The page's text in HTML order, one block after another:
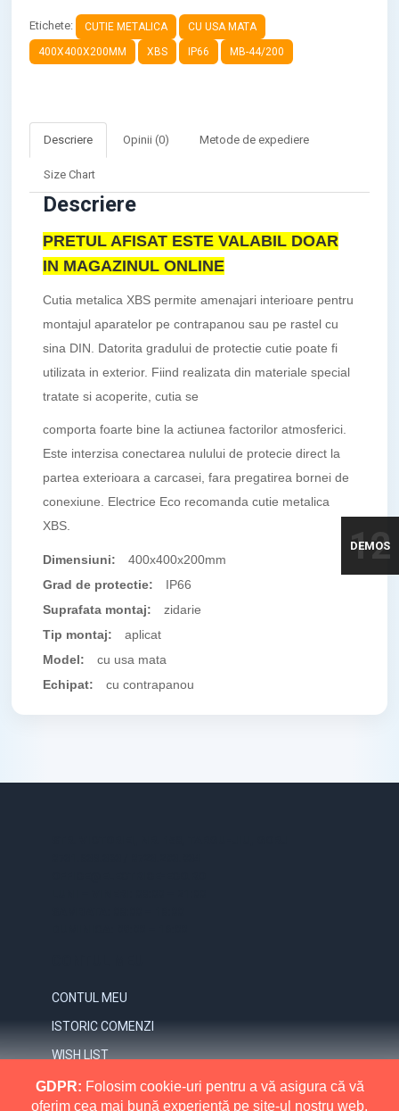
Etichete: CUTIE METALICA
CU USA MATA
400X400X200MM
XBS IP66 MB-44/200
Descriere Opinii (0) Metode de expediere
Size Chart
Descriere
PRETUL AFISAT ESTE VALABIL DOAR
IN MAGAZINUL ONLINE
Cutia metalica XBS permite amenajari interioare pentru
montajul aparatelor pe contrapanou sau pe rastel cu
sina DIN. Datorita gradului de protectie cutie poate fi
utilizata in exterior. Fiind realizata din materiale special
tratate si acoperite, cutia se
comporta foarte bine la actiunea factorilor atmosferici.
Este interzisa conectarea nulului de protecie direct la
partea exterioara a carcasei, fara pregatirea bornei de
conexiune. Electrice Eco recomanda cutie metalica
XBS.
Dimensiuni:
400x400x200mm
Grad de protectie:
IP66
Suprafata montaj:
zidarie
Tip montaj:
aplicat
Model:
cu usa mata
Echipat:
cu contrapanou
CONTUL MEU
ISTORIC COMENZI
WISH LIST
NEWSLETTER
DEMOS
12
GDPR: Folosim cookie-uri pentru a vă asigura că vă
oferim cea mai bună experiență pe site-ul nostru web.